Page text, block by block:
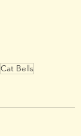
Cat Bells